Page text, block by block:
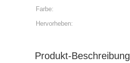
Farbe:
Hervorheben:
Produkt-Beschreibung